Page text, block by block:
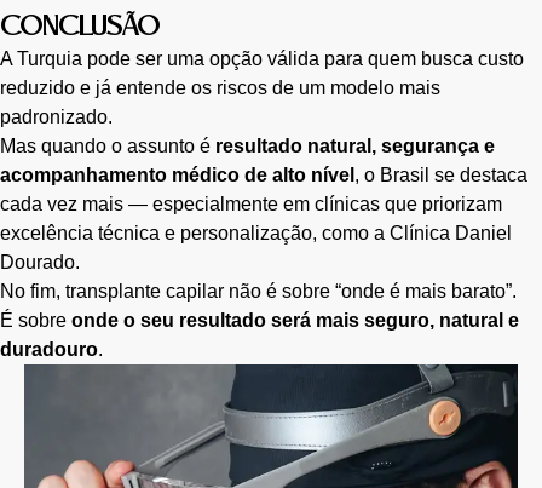
CONCLUSÃO
A Turquia pode ser uma opção válida para quem busca custo
reduzido e já entende os riscos de um modelo mais
padronizado.
Mas quando o assunto é resultado natural, segurança e
acompanhamento médico de alto nível , o Brasil se destaca
cada vez mais — especialmente em clínicas que priorizam
excelência técnica e personalização, como a Clínica Daniel
Dourado.
No fim, transplante capilar não é sobre “onde é mais barato”.
É sobre onde o seu resultado será mais seguro, natural e
duradouro.